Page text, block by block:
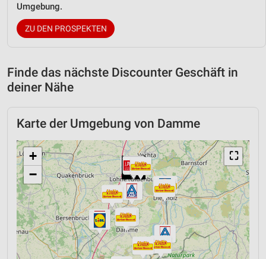
Umgebung.
ZU DEN PROSPEKTEN
Finde das nächste Discounter Geschäft in
deiner Nähe
Karte der Umgebung von Damme
⛶
+
−